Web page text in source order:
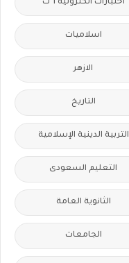
اختبارات الكترونيه 1 ث
اسلاميات
الازهر
التاريخ
التربية الدينية الإسلامية
التعليم السعودى
الثانوية العامة
الجامعات